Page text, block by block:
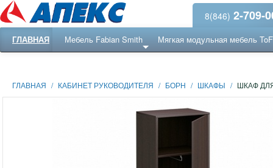
8(846) 2-709-
ГЛАВНАЯ Мебель Fabian Smith Мягкая модульная мебель
ГЛАВНАЯ / КАБИНЕТ РУКОВОДИТЕЛЯ / БОРН / ШКАФЫ / ШКАФ